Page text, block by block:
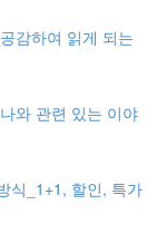
감하여 읽게 되는
와 관련 있는 이야
식_1+1, 할인, 특가